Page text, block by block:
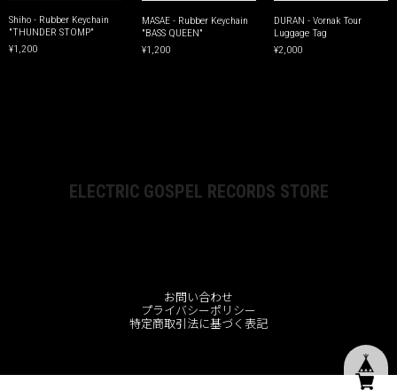
Shiho - Rubber Keychain
"THUNDER STOMP"
¥1,200
MASAE - Rubber Keychain
"BASS QUEEN"
¥1,200
DURAN - Vornak Tour
Luggage Tag
¥2,000
ELECTRIC GOSPEL RECORDS STORE
お問い合わせ
プライバシーポリシー
特定商取引法に基づく表記